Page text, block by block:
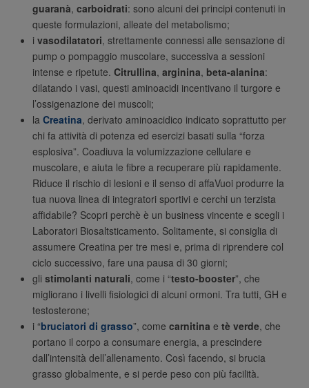
guaranà,carboidrati: sono alcuni dei principi contenuti in
queste formulazioni, alleate del metabolismo;
ivasodilatatori, strettamente connessi alle sensazione di
pump o pompaggio muscolare, successiva a sessioni
intense e ripetute.Citrullina,arginina, beta-alanina:
dilatando i vasi, questi aminoacidi incentivano il turgore e
l’ossigenazione dei muscoli;
laCreatina, derivato aminoacidico indicato soprattutto per
chi fa attività di potenza ed esercizi basati sulla “forza
esplosiva”. Coadiuva la volumizzazione cellulare e
muscolare, e aiuta le fibre a recuperare più rapidamente.
Riduce il rischio di lesioni e il senso di affaVuoi produrre la
tua nuova linea di integratori sportivi e cerchi un terzista
affidabile? Scopri perchè è un business vincente e scegli i
Laboratori Biosaltsticamento. Solitamente, si consiglia di
assumere Creatina per tre mesi e, prima di riprendere col
ciclo successivo, fare una pausa di 30 giorni;
glistimolanti naturali, come i “testo-booster”, che
migliorano i livelli fisiologici di alcuni ormoni. Tra tutti, GH e
testosterone;
i “bruciatori di grasso”, comecarnitina etè verde, che
portano il corpo a consumare energia, a prescindere
dall’intensità dell’allenamento. Così facendo, si brucia
grasso globalmente, e si perde peso con più facilità.